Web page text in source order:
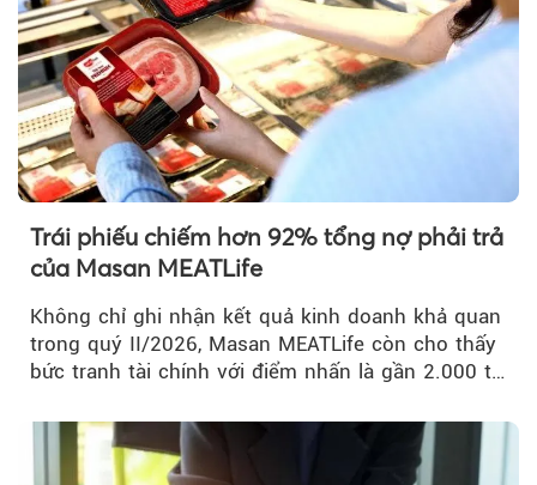
Trái phiếu chiếm hơn 92% tổng nợ phải trả
của Masan MEATLife
Không chỉ ghi nhận kết quả kinh doanh khả quan
trong quý II/2026, Masan MEATLife còn cho thấy
bức tranh tài chính với điểm nhấn là gần 2.000 tỷ